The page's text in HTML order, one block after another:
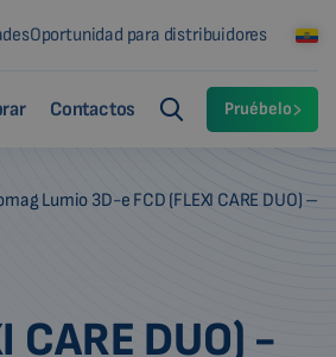
Oportunidad para distribuidores
Contactos Pruébelo
Lumio 3D-e FCD (FLEXI CARE DUO) –
CARE DUO) -